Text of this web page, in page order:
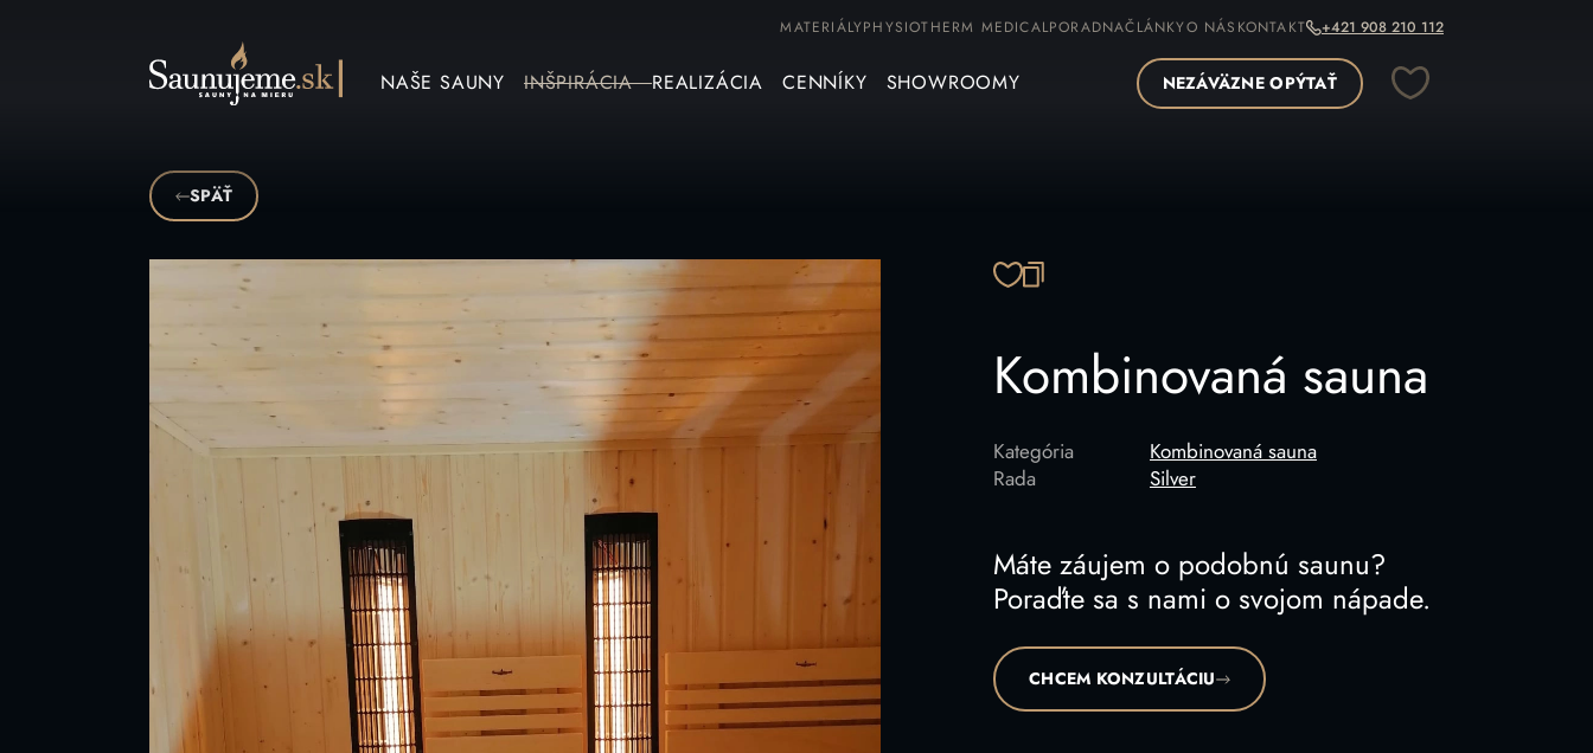
MATERIÁLYPHYSIOTHERM MEDICAL PORADNAČLÁNKYO NÁS KONTAKT +421 908 210 112
NAŠE SAUNY INŠPIRÁCIA REALIZÁCIA CENNÍKY SHOWROOMY NEZÁVÄZNE OPÝTAŤ
SPÄŤ
SKOPÍROVAŤ ODKAZ
Kombinovaná sauna
Kategória
Kombinovaná sauna
Rada
Silver
Máte záujem o podobnú saunu?
Poraďte sa s nami o svojom nápade.
CHCEM KONZULTÁCIU